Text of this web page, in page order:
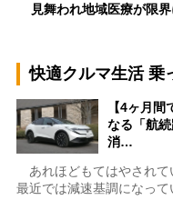
見舞われ地域医療が限
快適クルマ生活 乗
【4ヶ月
なる「航
消…
あれほどもてはやされて
最近では減速基調になっ